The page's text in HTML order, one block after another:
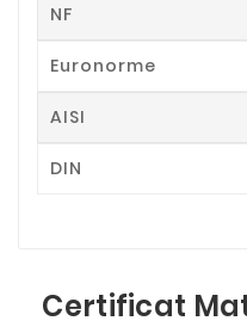
NF
Euronorme
AISI
DIN
Certificat